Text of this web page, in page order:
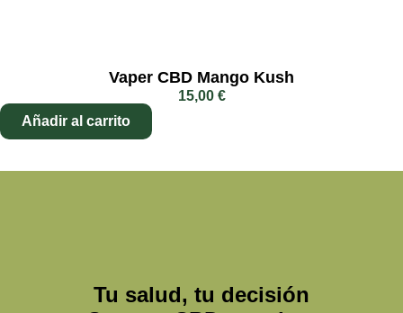
Vaper CBD Mango Kush
15,00 €
Añadir al carrito
Tu salud, tu decisión